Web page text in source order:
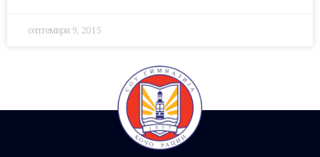
септември 9, 2015